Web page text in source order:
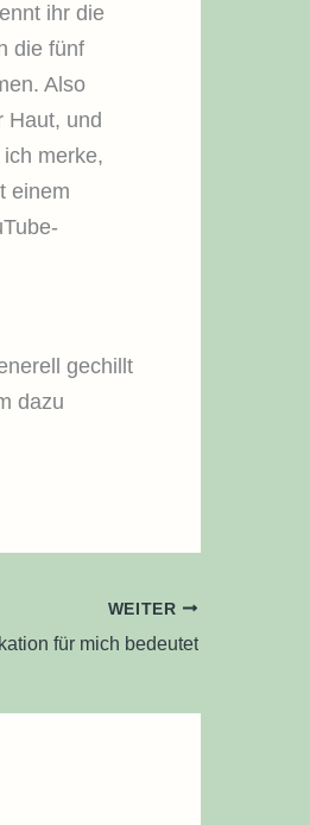
ihr die
die fünf
Also
Haut, und
merke,
einem
gechillt
dazu
WEITER
für mich bedeutet